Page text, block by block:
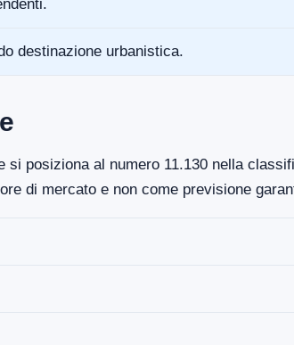
destinazione urbanistica.
si posiziona al numero 11.130 nella
di mercato e non come previsione